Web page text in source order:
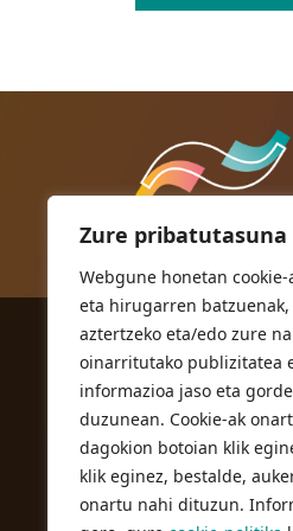
Zure
Webgune honetan
eta hirugarren
aztertzeko eta/edo zure
oinarritutako publizitatea
informazioa jaso eta
duzunean. Cookie-ak
dagokion botoian klik
klik eginez, bestalde,
onartu nahi dituzun.
ORIOKO UDALA
Herriko plaza,1
20810 Orio
T. 943 83 03 46
bulegoak@orio.eus